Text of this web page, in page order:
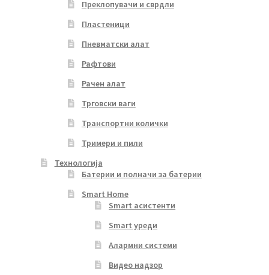
Преклопувачи и сврдли
Пластеници
Пневматски алат
Рафтови
Рачен алат
Трговски ваги
Транспортни колички
Тримери и пили
Технологија
Батерии и полначи за батерии
Smart Home
Smart асистенти
Smart уреди
Алармни системи
Видео надзор